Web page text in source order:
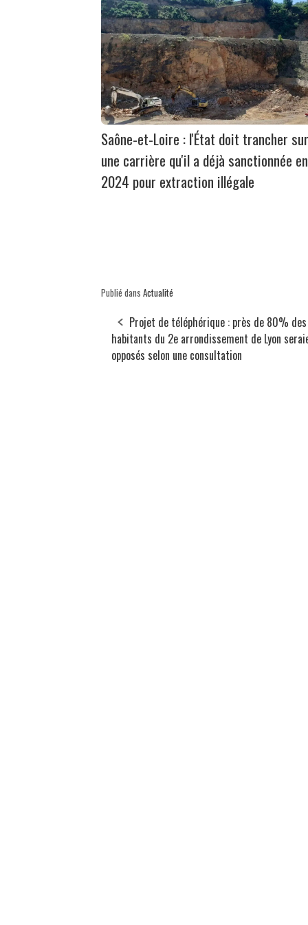
Saône-et-Loire : l'État doit trancher sur
une carrière qu'il a déjà sanctionnée en
2024 pour extraction illégale
Publié dans Actualité
Projet de téléphérique : près de 80% des
habitants du 2e arrondissement de Lyon
opposés selon une consultation